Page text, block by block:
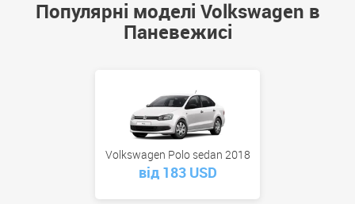
Популярні моделі Volkswagen в
Паневежисі
Volkswagen Polo sedan 2018
від 183 USD